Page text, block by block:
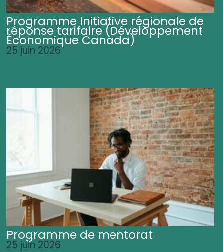
Programme Initiative régionale de
réponse tarifaire (Développement
Économique Canada)
25 juin 2026
Programme de mentorat
25 juin 2026